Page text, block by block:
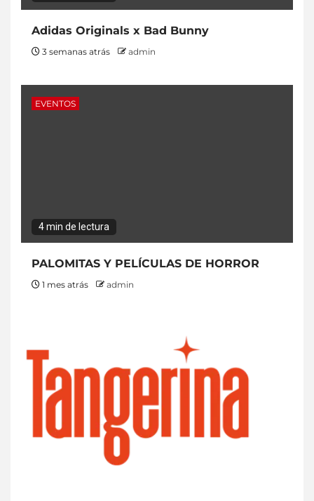
Adidas Originals x Bad Bunny
3 semanas atrás admin
EVENTOS
4 min de lectura
PALOMITAS Y PELÍCULAS DE HORROR
1 mes atrás admin